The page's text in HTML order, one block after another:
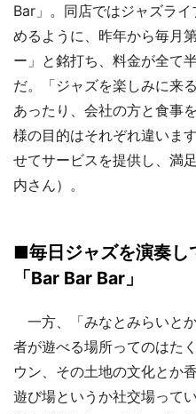
Bar」。同店ではジャズラ
めるように、昨年から毎月
ー」と銘打ち、料金が全て
だ。「ジャズを楽しみに来
あったり、会社の方と食事
様の目的はそれぞれ違いま
せてサービスを提供し、満
内さん）。
■毎日ジャズを演奏し
「Bar Bar Bar」
一方、「みなとみらいと
者が遊べる場所ってのはた
ウン、その土地の文化とか
遊び場というか社交場って